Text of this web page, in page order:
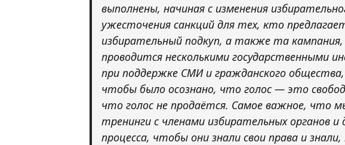
выполнены, начиная с изменения
ужесточения санкций для тех, кто
избирательный подкуп, а также та
проводится несколькими государственными
при поддержке СМИ и гражданского
чтобы было осознано, что голос — это
что голос не продаётся. Самое важное, что
тренинги с членами избирательных органов
процесса, чтобы они знали свои права и